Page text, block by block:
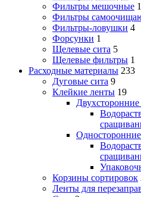
Фильтры мешочные 1
Фильтры
Фильтры-ловушки 4
Форсунки 1
Щелевые сита 5
Щелевые фильтры 1
Расходные материалы 233
Дуговые сита 9
Клейкие ленты 19
Корзины сортировок
Ленты для